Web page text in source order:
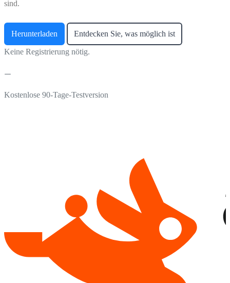
sind.
Herunterladen Entdecken Sie, was möglich ist
Keine Registrierung nötig.
Kostenlose 90-Tage-Testversion